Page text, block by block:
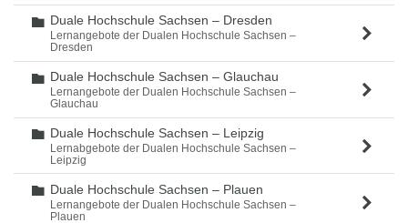
Ordner
Duale Hochschule Sachsen – Dresden
Lernangebote der Dualen Hochschule Sachsen –
Dresden
Ordner
Duale Hochschule Sachsen – Glauchau
Lernangebote der Dualen Hochschule Sachsen –
Glauchau
Ordner
Duale Hochschule Sachsen – Leipzig
Lernabgebote der Dualen Hochschule Sachsen –
Leipzig
Ordner
Duale Hochschule Sachsen – Plauen
Lernangebote der Dualen Hochschule Sachsen –
Plauen